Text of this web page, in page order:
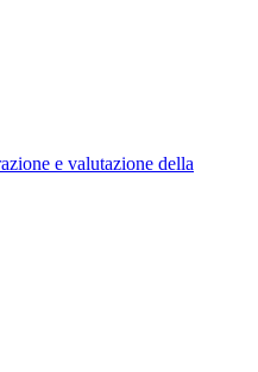
e valutazione della